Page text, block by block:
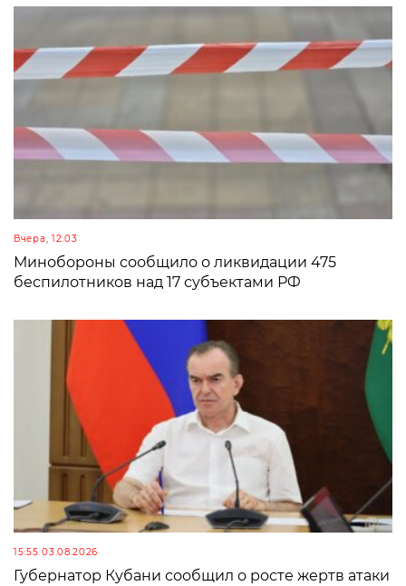
Вчера, 12:03
Минобороны сообщило о ликвидации 475
беспилотников над 17 субъектами РФ
15:55 03.08.2026
Губернатор Кубани сообщил о росте жертв атаки